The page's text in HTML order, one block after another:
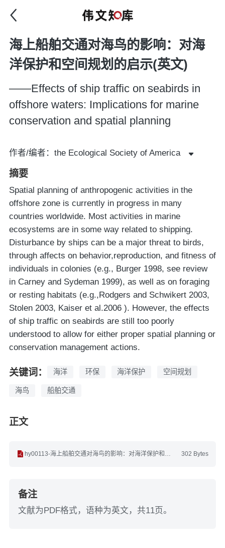
海上船舶交通对海鸟的影响：对海
洋保护和空间规划的启示(英文)
——Effects of ship traffic on seabirds in
offshore waters: Implications for marine
conservation and spatial planning
作者/编者：the Ecological Society of America
摘要
Spatial planning of anthropogenic activities in the
offshore zone is currently in progress in many
countries worldwide. Most activities in marine
ecosystems are in some way related to shipping.
Disturbance by ships can be a major threat to birds,
through affects on behavior,reproduction, and fitness of
individuals in colonies (e.g., Burger 1998, see review
in Carney and Sydeman 1999), as well as on foraging
or resting habitats (e.g.,Rodgers and Schwikert 2003,
Stolen 2003, Kaiser et al.2006 ). However, the effects
of ship traffic on seabirds are still too poorly
understood to allow for either proper spatial planning or
conservation management actions.
关键词： 海洋 环保 海洋保护 空间规划
海鸟 船舶交通
正文
302 Bytes
hy00113-海上船舶交通对海鸟的影响：对海洋保护和空间规划的启示(英文).pdf
备注
文献为PDF格式，语种为英文，共11页。